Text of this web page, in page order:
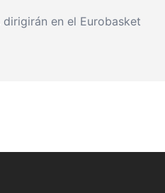
en el Eurobasket